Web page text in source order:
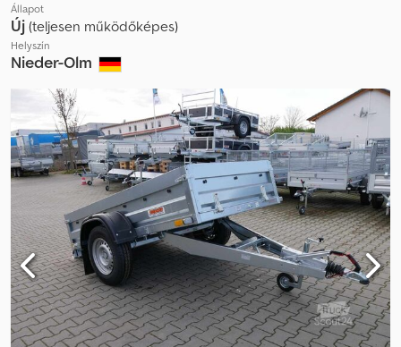
Állapot
Új (teljesen működőképes)
Helyszín
Nieder-Olm